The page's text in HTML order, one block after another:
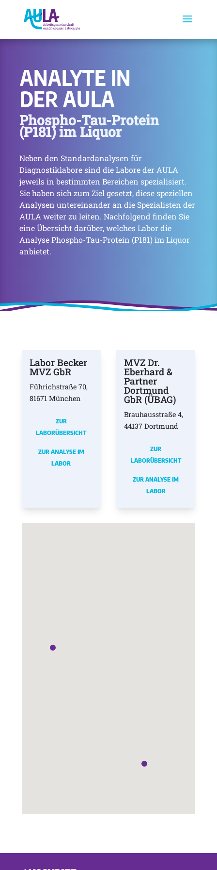
ANALYTE IN
DER AULA
Phospho-Tau-Protein
(P181) im Liquor
Neben den Standardanalysen für
Diagnostiklabore sind die Labore der AULA
jeweils in bestimmten Bereichen spezialisiert.
Sie haben sich zum Ziel gesetzt, diese speziellen
Analysen untereinander an die Spezialisten der
AULA weiter zu leiten. Nachfolgend finden Sie
eine Übersicht darüber, welches Labor die
Analyse Phospho-Tau-Protein (P181) im Liquor
anbietet.
Labor Becker
MVZ GbR
Führichstraße 70,
81671 München
ZUR
LABORÜBERSICHT
ZUR ANALYSE IM
LABOR
MVZ Dr.
Eberhard &
Partner
Dortmund
GbR (ÜBAG)
Brauhausstraße 4,
44137 Dortmund
ZUR
LABORÜBERSICHT
ZUR ANALYSE IM
LABOR